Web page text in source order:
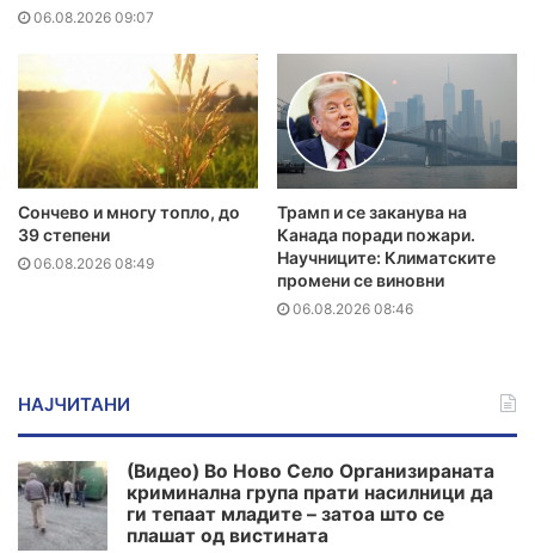
06.08.2026 09:07
Сончево и многу топло, до
39 степени
06.08.2026 08:49
Трамп и се заканува на
Канада поради пожари.
Научниците: Климатските
промени се виновни
06.08.2026 08:46
НАЈЧИТАНИ
(Видео) Во Ново Село Организираната
криминална група прати насилници да
ги тепаат младите – затоа што се
плашат од вистината